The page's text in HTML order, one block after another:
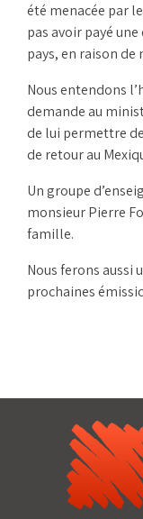
été menacée par
pas avoir payé
pays, en raison de
Nous entendons
demande au
de lui permettre
de retour au
Un groupe
monsieur Pierre
famille.
Nous ferons aussi
prochaines